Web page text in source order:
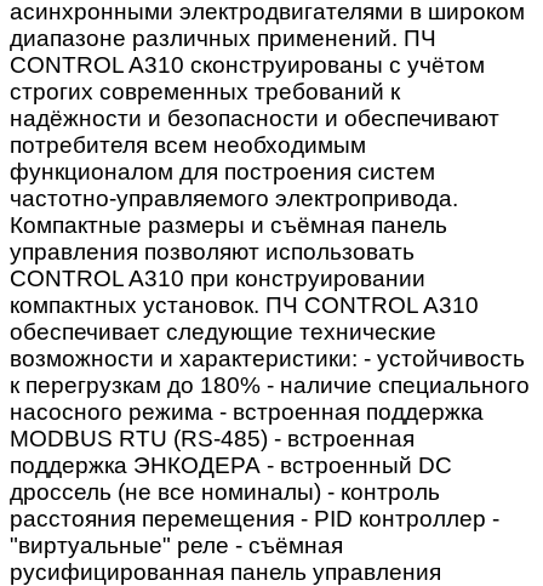
асинхронными электродвигателями в широком
диапазоне различных применений. ПЧ
CONTROL A310 сконструированы с учётом
строгих современных требований к
надёжности и безопасности и обеспечивают
потребителя всем необходимым
функционалом для построения систем
частотно-управляемого электропривода.
Компактные размеры и съёмная панель
управления позволяют использовать
CONTROL A310 при конструировании
компактных установок. ПЧ CONTROL A310
обеспечивает следующие технические
возможности и характеристики: - устойчивость
к перегрузкам до 180% - наличие специального
насосного режима - встроенная поддержка
MODBUS RTU (RS-485) - встроенная
поддержка ЭНКОДЕРА - встроенный DC
дроссель (не все номиналы) - контроль
расстояния перемещения - PID контроллер -
"виртуальные" реле - съёмная
русифицированная панель управления